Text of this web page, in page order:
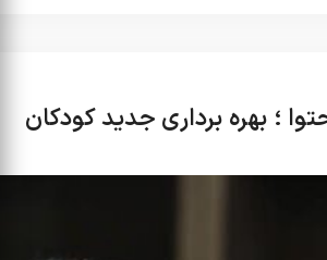
؛ بهره برداری جدید کودکان